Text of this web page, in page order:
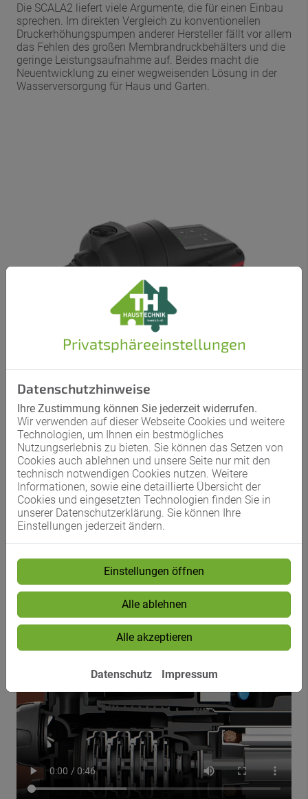
Die SCALA2 liefert viele Argumente, die für einen Einbau
sprechen. Im direkten Vergleich zu konventionellen
Druckerhöhungspumpen anderer Hersteller fällt vor allem
das Fehlen des großen Membrandruckbehälters und die
geringe Leistungsaufnahme auf. Beides macht die
Neuentwicklung zu einer wegweisenden Lösung in der
Wasserversorgung für Haus und Garten.
Nur 550 Watt, ohne auf die gewohnte Leistung eines
typischen Hauswasserwerkes zu verzichten – und dass
bei außergewöhnlich geringer Geräuschbelastung von
ca. 44 dB(A). Die kompakte Bauweise, das robuste
Aluminiumgehäuse und die hohe Schutzklasse IPX4
(Spritzwasserschutz) ermöglichen ganz neue
Aufstellmöglichkeiten. Der Vorteil der geringen
Abmessungen liegt auf der Hand: Kaum eine
Druckerhöhungspumpe lässt sich derzeit mit so wenig
Platzbedarf installieren. SCALA2 ist aber auch
spritzwassergeschützt und daher bedenkenlos für die
Außenaufstellung geeignet.
Privatsphäre­einstellungen
Datenschutzhinweise
Ihre Zustimmung können Sie jederzeit widerrufen.
Wir verwenden auf dieser Webseite Cookies und weitere
Technologien, um Ihnen ein bestmögliches
Nutzungserlebnis zu bieten. Sie können das Setzen von
Cookies auch ablehnen und unsere Seite nur mit den
technisch notwendigen Cookies nutzen. Weitere
Informationen, sowie eine detaillierte Übersicht der
Cookies und eingesetzten Technologien finden Sie in
unserer Datenschutzerklärung. Sie können Ihre
Einstellungen jederzeit ändern.
Einstellungen öffnen
Alle ablehnen
Alle akzeptieren
Datenschutz Impressum